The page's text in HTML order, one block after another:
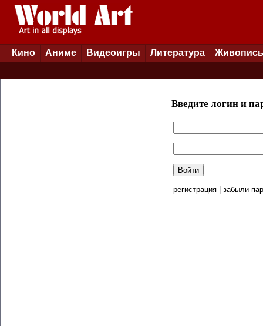
Кино Аниме Видеоигры Литература Живопись
Введите логин и
регистрация забыли